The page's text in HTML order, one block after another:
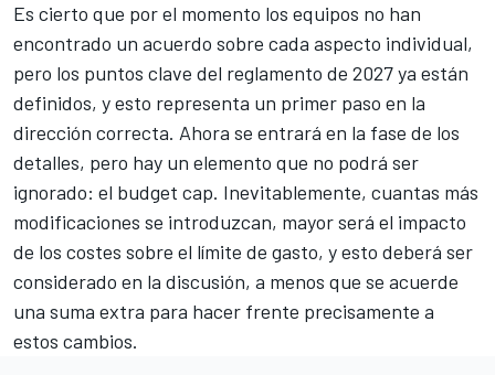
Es cierto que por el momento los equipos no han
encontrado un acuerdo sobre cada aspecto individual,
pero los puntos clave del reglamento de 2027 ya están
definidos, y esto representa un primer paso en la
dirección correcta. Ahora se entrará en la fase de los
detalles, pero hay un elemento que no podrá ser
ignorado: el budget cap. Inevitablemente, cuantas más
modificaciones se introduzcan, mayor será el impacto
de los costes sobre el límite de gasto, y esto deberá ser
considerado en la discusión, a menos que se acuerde
una suma extra para hacer frente precisamente a
estos cambios.